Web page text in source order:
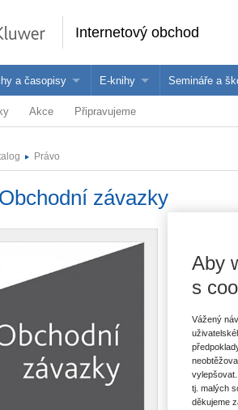
Internetový obchod
a časopisy E-knihy
Jak na naše e-knihy?
Semináře a
Akce Připravujeme
Právo
závazky
Autor
Typ
Datum
Počet stran
Aby
s
Vážený
tj. malých
děkujeme